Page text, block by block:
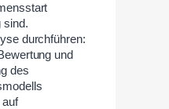
sind.
durchführen:
und
des
auf